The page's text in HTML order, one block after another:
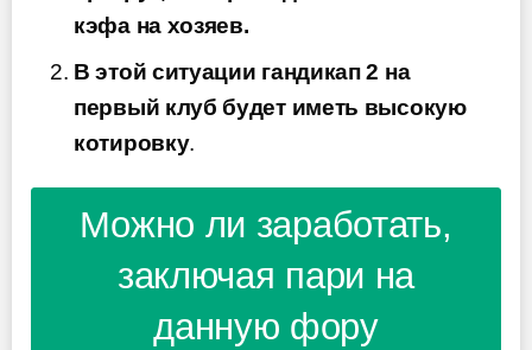
кэфа на хозяев.
В этой ситуации гандикап 2 на
первый клуб будет иметь высокую
котировку.
Можно ли заработать,
заключая пари на
данную фору